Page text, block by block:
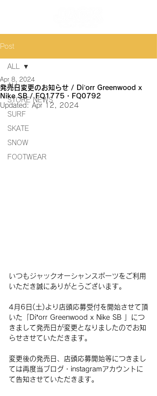
Post
ALL
STORE NEWS
SURF
SKATE
SNOW
FOOTWEAR
ALL
発売日変更のお知らせ / Di’orr Greenwood x
Nike SB / FQ1775・FQ0792
Apr 8, 2024
Updated: Apr 12, 2024
いつもジャックオーシャンスポーツをご利用
いただき誠にありがとうございます。
4月6日(土)より店頭応募受付を開始させて頂
いた「Di’orr Greenwood x Nike SB 」につ
きまして発売日が変更となりましたのでお知
らせさせていただきます。
変更後の発売日、店頭応募開始等につきまし
ては再度当ブログ・instagramアカウントに
て告知させていただきます。